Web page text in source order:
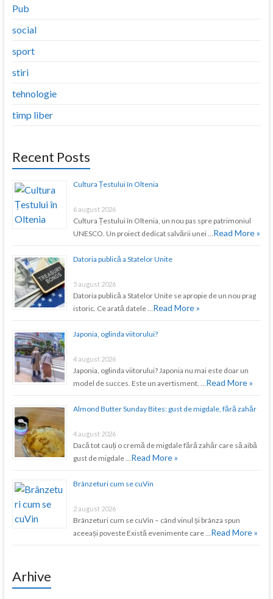
Pub
social
sport
stiri
tehnologie
timp liber
Recent Posts
Cultura Țestului în Oltenia
6 august 2026
Cultura Țestului în Oltenia, un nou pas spre patrimoniul
UNESCO. Un proiect dedicat salvării unei …Read More »
Datoria publică a Statelor Unite
5 august 2026
Datoria publică a Statelor Unite se apropie de un nou prag
istoric. Ce arată datele …Read More »
Japonia, oglinda viitorului?
4 august 2026
Japonia, oglinda viitorului? Japonia nu mai este doar un
model de succes. Este un avertisment. …Read More »
Almond Butter Sunday Bites: gust de migdale, fără zahăr
4 august 2026
Dacă tot cauți o cremă de migdale fără zahăr care să aibă
gust de migdale …Read More »
Brânzeturi cum se cuVin
2 august 2026
Brânzeturi cum se cuVin – când vinul și brânza spun
aceeași poveste Există evenimente care …Read More »
Arhive